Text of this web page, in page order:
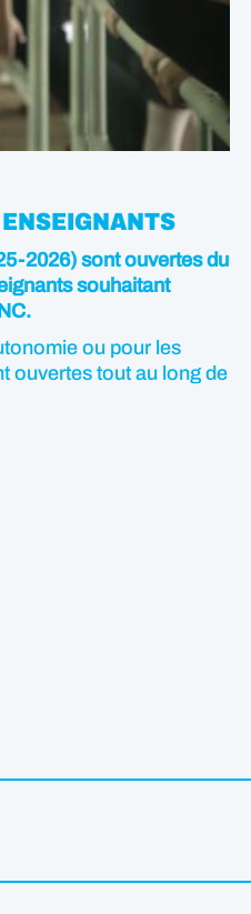
2026) sont ouvertes du
souhaitant
ou pour les
ouvertes tout au long de